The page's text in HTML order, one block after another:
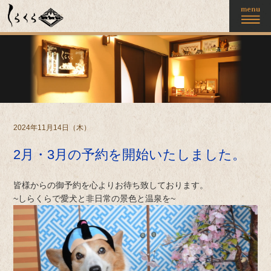
2024年11月14日（木）
2月・3月の予約を開始いたしました。
皆様からの御予約を心よりお待ち致しております。
~しらくらで愛犬と非日常の景色と温泉を~